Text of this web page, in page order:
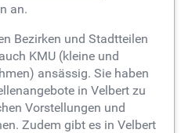
an.
Bezirken und Stadtteilen
KMU (kleine und
ansässig. Sie haben
in Velbert zu
Vorstellungen und
Zudem gibt es in Velbert